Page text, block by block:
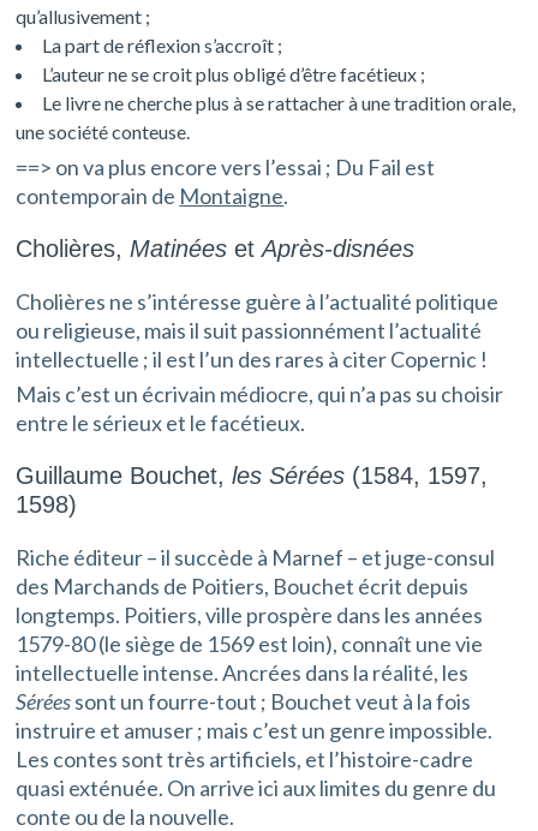
qu’allusivement ;
La part de réflexion s’accroît ;
L’auteur ne se croit plus obligé d’être facétieux ;
Le livre ne cherche plus à se rattacher à une tradition orale,
une société conteuse.
==> on va plus encore vers l’essai ; Du Fail est
contemporain de Montaigne.
Cholières, Matinées etAprès-disnées
Cholières ne s’intéresse guère à l’actualité politique
ou religieuse, mais il suit passionnément l’actualité
intellectuelle ; il est l’un des rares à citer Copernic !
Mais c’est un écrivain médiocre, qui n’a pas su choisir
entre le sérieux et le facétieux.
Guillaume Bouchet,les Sérées (1584, 1597,
1598)
Riche éditeur – il succède à Marnef – et juge-consul
des Marchands de Poitiers, Bouchet écrit depuis
longtemps. Poitiers, ville prospère dans les années
1579-80 (le siège de 1569 est loin), connaît une vie
intellectuelle intense. Ancrées dans la réalité, les
Séréessont un fourre-tout ; Bouchet veut à la fois
instruire et amuser ; mais c’est un genre impossible.
Les contes sont très artificiels, et l’histoire-cadre
quasi exténuée. On arrive ici aux limites du genre du
conte ou de la nouvelle.